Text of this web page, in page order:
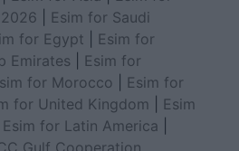
Esim for Saudi
for Egypt
Esim for
Emirates
Esim for
for Morocco
Esim for
for United Kingdom
Esim
Esim for Latin America
Gulf Cooperation